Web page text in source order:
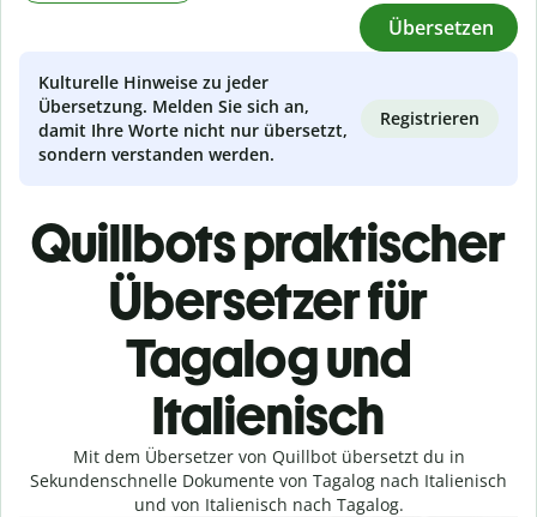
Übersetzen
Kulturelle Hinweise zu jeder
Übersetzung. Melden Sie sich an,
damit Ihre Worte nicht nur übersetzt,
sondern verstanden werden.
Registrieren
Quillbots praktischer
Übersetzer für
Tagalog und
Italienisch
Mit dem Übersetzer von Quillbot übersetzt du in
Sekundenschnelle Dokumente von Tagalog nach Italienisch
und von Italienisch nach Tagalog.